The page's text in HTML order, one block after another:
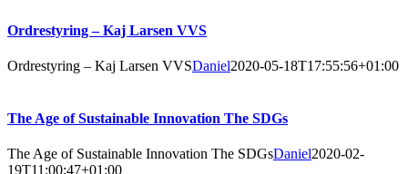
Ordrestyring – Kaj Larsen VVS
Ordrestyring – Kaj Larsen VVSDaniel2020-05-18T17:55:56+01:00
The Age of Sustainable Innovation The SDGs
The Age of Sustainable Innovation The SDGsDaniel2020-02-
19T11:00:47+01:00